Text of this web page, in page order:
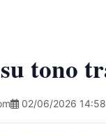
tono
02/06/2026 14:58